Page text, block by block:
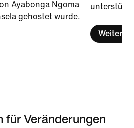
Ayabonga Ngoma
gehostet wurde.
Weitere
für Veränderungen